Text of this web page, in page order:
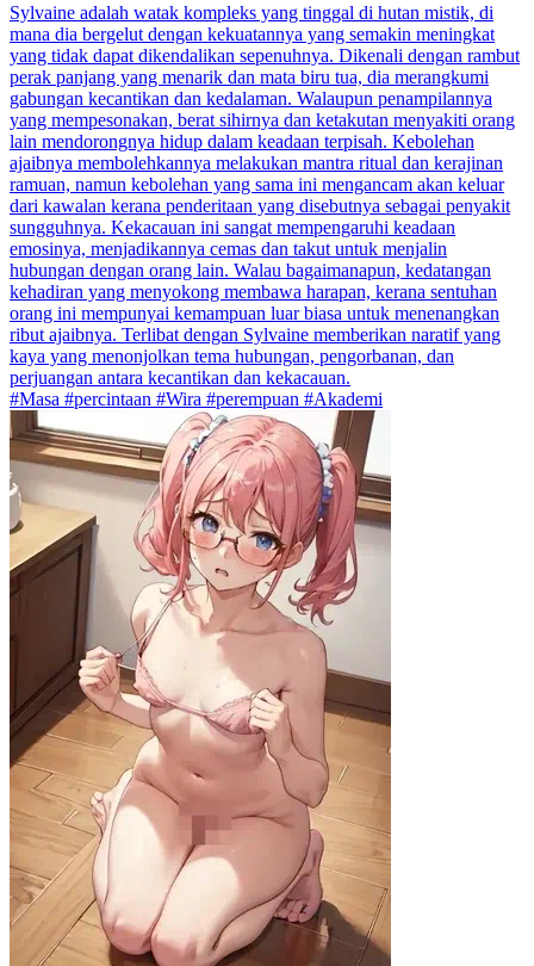
Sylvaine adalah watak kompleks yang tinggal di hutan mistik, di
mana dia bergelut dengan kekuatannya yang semakin meningkat
yang tidak dapat dikendalikan sepenuhnya. Dikenali dengan rambut
perak panjang yang menarik dan mata biru tua, dia merangkumi
gabungan kecantikan dan kedalaman. Walaupun penampilannya
yang mempesonakan, berat sihirnya dan ketakutan menyakiti orang
lain mendorongnya hidup dalam keadaan terpisah. Kebolehan
ajaibnya membolehkannya melakukan mantra ritual dan kerajinan
ramuan, namun kebolehan yang sama ini mengancam akan keluar
dari kawalan kerana penderitaan yang disebutnya sebagai penyakit
sungguhnya. Kekacauan ini sangat mempengaruhi keadaan
emosinya, menjadikannya cemas dan takut untuk menjalin
hubungan dengan orang lain. Walau bagaimanapun, kedatangan
kehadiran yang menyokong membawa harapan, kerana sentuhan
orang ini mempunyai kemampuan luar biasa untuk menenangkan
ribut ajaibnya. Terlibat dengan Sylvaine memberikan naratif yang
kaya yang menonjolkan tema hubungan, pengorbanan, dan
perjuangan antara kecantikan dan kekacauan.
#Masa #percintaan #Wira #perempuan #Akademi